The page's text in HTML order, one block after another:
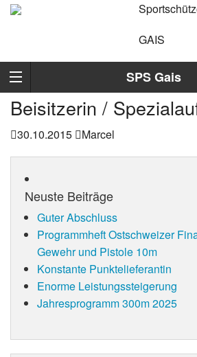
GAIS
SPS Gais
Beisitzerin /
30.10.2015 Marcel
Neuste Beiträge
Guter Abschluss
Programmheft Ostschweizer
Gewehr und Pistole 10m
Konstante Punktelieferantin
Enorme Leistungssteigerung
Jahresprogramm 300m 2025